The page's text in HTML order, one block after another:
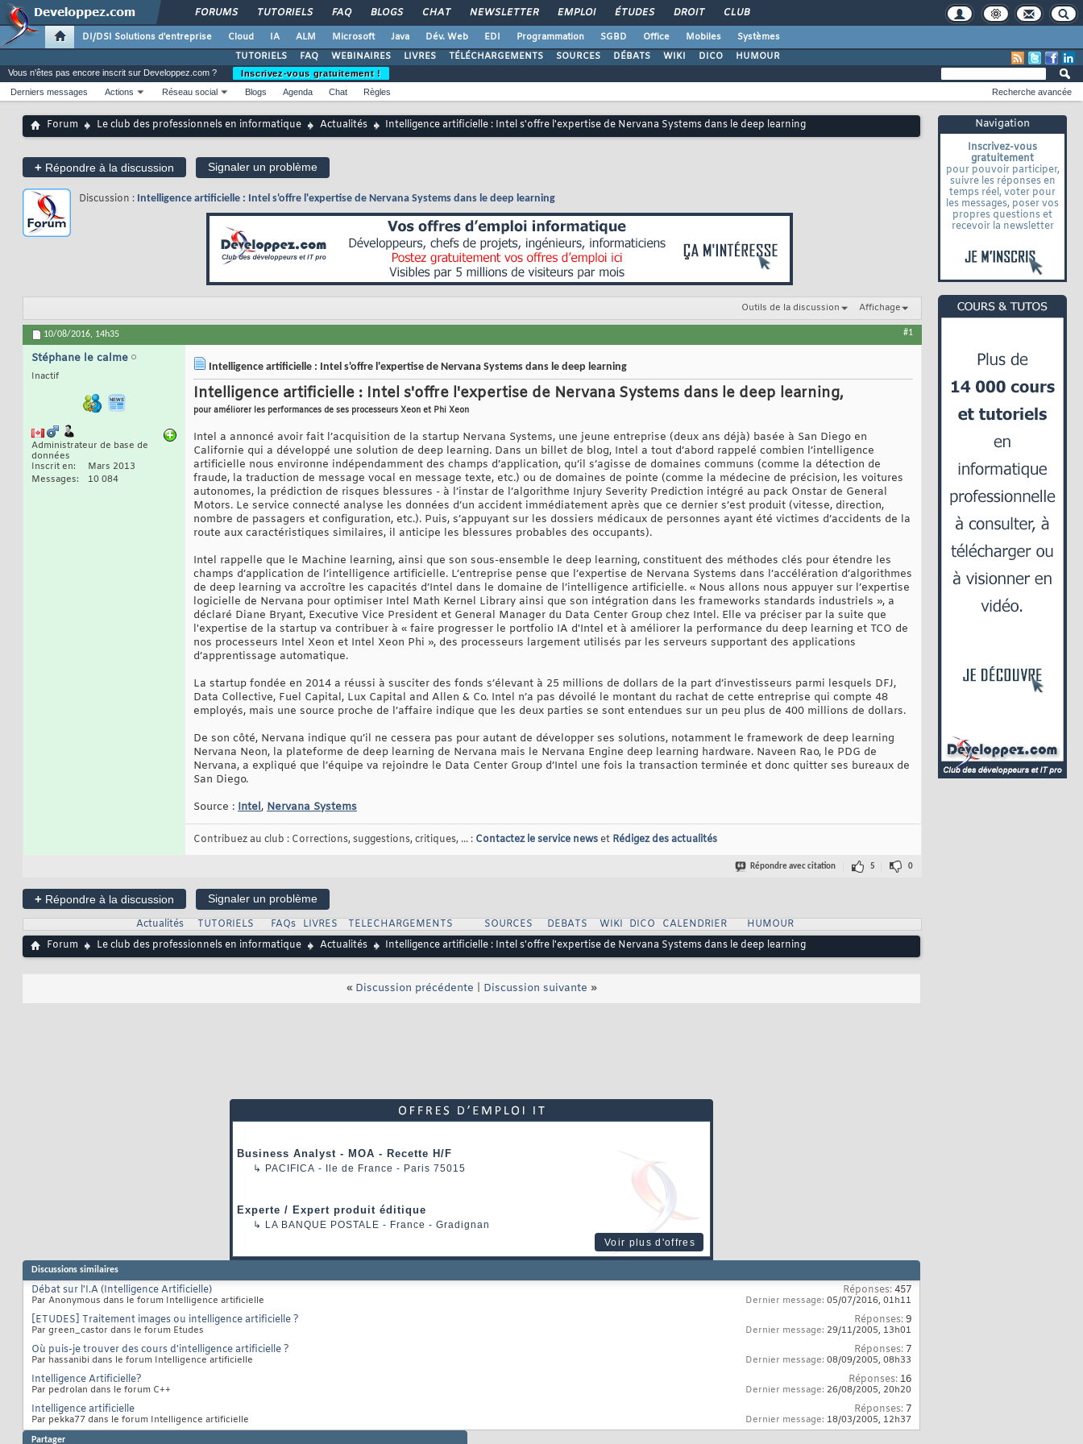
FORUMS TUTORIELS FAQ BLOGS CHAT NEWSLETTER EMPLOI ÉTUDES DROIT CLUB
DI/DSI Solutions d'entreprise Cloud IA ALM Microsoft Java Dév. Web EDI Programmation SGBD Office Mobiles
Systèmes
TUTORIELS
FAQ WEBINAIRES LIVRES TÉLÉCHARGEMENTS SOURCES DÉBATS WIKI DICO HUMOUR
Navigation
Inscrivez-vous
gratuitement
pour pouvoir participer,
suivre les réponses en
temps réel, voter pour
les messages, poser vos
propres questions et
recevoir la newsletter
Vous n'êtes pas encore inscrit sur Developpez.com ?
Inscrivez-vous gratuitement !
Derniers messages
Actions Réseau social Blogs Agenda Chat Règles Recherche avancée
Forum Le club des professionnels en informatique Actualités Intelligence artificielle : Intel s'offre l'expertise de Nervana Systems dans le deep learning
+ Répondre à la discussion Signaler un problème
Discussion : Intelligence artificielle : Intel s'offre l'expertise de Nervana Systems dans le deep learning
Outils de la discussion Affichage
10/08/2016, 14h35 #1
Stéphane le calme
Inactif
Administrateur de base de
données
Inscrit en
Mars 2013
Messages
10 084
Intelligence artificielle : Intel s'offre l'expertise de Nervana Systems dans le deep learning
Intelligence artificielle : Intel s'offre l'expertise de Nervana Systems dans le deep learning,
pour améliorer les performances de ses processeurs Xeon et Phi Xeon
Intel a annoncé avoir fait l’acquisition de la startup Nervana Systems, une jeune entreprise (deux ans déjà) basée à San Diego en
Californie qui a développé une solution de deep learning. Dans un billet de blog, Intel a tout d’abord rappelé combien l’intelligence
artificielle nous environne indépendamment des champs d’application, qu’il s’agisse de domaines communs (comme la détection de
fraude, la traduction de message vocal en message texte, etc.) ou de domaines de pointe (comme la médecine de précision, les voitures
autonomes, la prédiction de risques blessures - à l’instar de l’algorithme Injury Severity Prediction intégré au pack Onstar de General
Motors. Le service connecté analyse les données d’un accident immédiatement après que ce dernier s’est produit (vitesse, direction,
nombre de passagers et configuration, etc.). Puis, s’appuyant sur les dossiers médicaux de personnes ayant été victimes d’accidents de la
route aux caractéristiques similaires, il anticipe les blessures probables des occupants).
Intel rappelle que le Machine learning, ainsi que son sous-ensemble le deep learning, constituent des méthodes clés pour étendre les
champs d’application de l’intelligence artificielle. L’entreprise pense que l’expertise de Nervana Systems dans l’accélération d’algorithmes
de deep learning va accroître les capacités d’Intel dans le domaine de l’intelligence artificielle. « Nous allons nous appuyer sur l’expertise
logicielle de Nervana pour optimiser Intel Math Kernel Library ainsi que son intégration dans les frameworks standards industriels », a
déclaré Diane Bryant, Executive Vice President et General Manager du Data Center Group chez Intel. Elle va préciser par la suite que
l'expertise de la startup va contribuer à « faire progresser le portfolio IA d'Intel et à améliorer la performance du deep learning et TCO de
nos processeurs Intel Xeon et Intel Xeon Phi », des processeurs largement utilisés par les serveurs supportant des applications
d’apprentissage automatique.
La startup fondée en 2014 a réussi à susciter des fonds s’élevant à 25 millions de dollars de la part d’investisseurs parmi lesquels DFJ,
Data Collective, Fuel Capital, Lux Capital and Allen & Co. Intel n’a pas dévoilé le montant du rachat de cette entreprise qui compte 48
employés, mais une source proche de l’affaire indique que les deux parties se sont entendues sur un peu plus de 400 millions de dollars.
De son côté, Nervana indique qu’il ne cessera pas pour autant de développer ses solutions, notamment le framework de deep learning
Nervana Neon, la plateforme de deep learning de Nervana mais le Nervana Engine deep learning hardware. Naveen Rao, le PDG de
Nervana, a expliqué que l’équipe va rejoindre le Data Center Group d’Intel une fois la transaction terminée et donc quitter ses bureaux de
San Diego.
Source : Intel, Nervana Systems
Contribuez au club : Corrections, suggestions, critiques, ... : Contactez le service newset Rédigez des actualités
Répondre avec citation 5 0
+ Répondre à la discussion
Signaler un problème
Actualités
TUTORIELS FAQs LIVRES TELECHARGEMENTS SOURCES DEBATS WIKI DICO CALENDRIER
HUMOUR
Forum
Le club des professionnels en informatique Actualités Intelligence artificielle : Intel s'offre l'expertise de Nervana Systems dans le deep learning
« Discussion précédente Discussion suivante »
Business Analyst - MOA - Recette H/F
↳ PACIFICA - Ile de France - Paris 75015
Experte / Expert produit éditique
↳ LA BANQUE POSTALE - France - Gradignan
Voir plus d'offres
Discussions similaires
Débat sur l'I.A (Intelligence Artificielle)
Par Anonymous dans le forum Intelligence artificielle
Réponses:457
Dernier message: 05/07/2016, 01h11
[ETUDES] Traitement images ou intelligence artificielle ?
Par green_castor dans le forum Etudes
Réponses:9
Dernier message: 29/11/2005, 13h01
Où puis-je trouver des cours d'intelligence artificielle ?
Par hassanibi dans le forum Intelligence artificielle
Réponses: 7
Dernier message: 08/09/2005, 08h33
Intelligence Artificielle?
Par pedrolan dans le forum C++
Réponses: 16
Dernier message: 26/08/2005, 20h20
Intelligence artificielle
Par pekka77 dans le forum Intelligence artificielle
Réponses: 7
Dernier message: 18/03/2005, 12h37
Partager